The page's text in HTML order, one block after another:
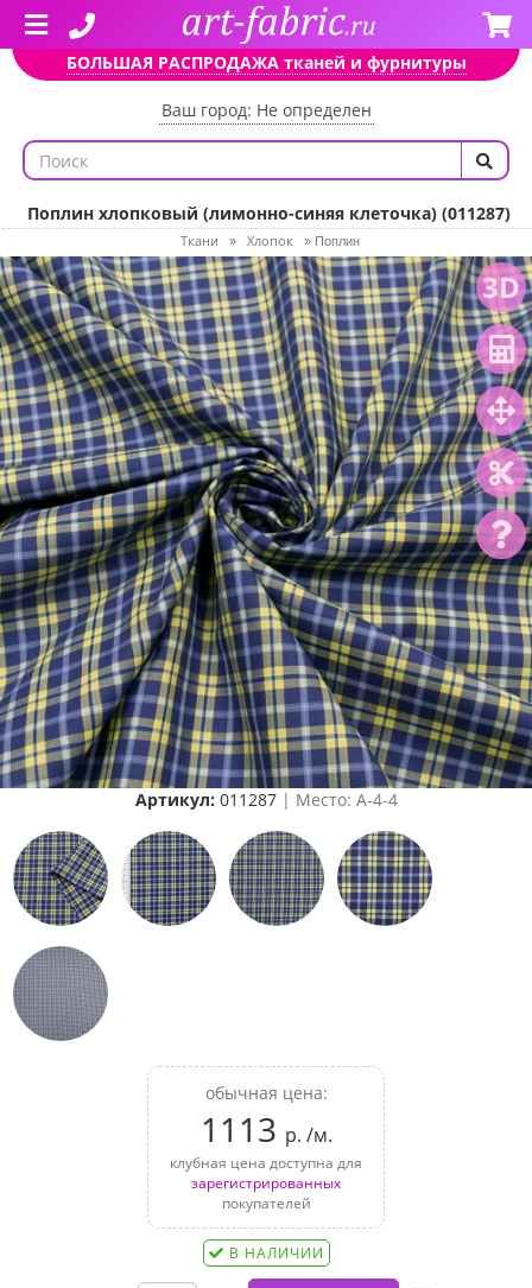
БОЛЬШАЯ РАСПРОДАЖА тканей и фурнитуры
Ваш город: Не определен
Поплин хлопковый (лимонно-синяя клеточка) (011287)
Ткани » Хлопок » Поплин
3D
Артикул: 011287| Место: A-4-4
обычная цена:
1113 р. /м.
клубная цена доступна для
зарегистрированных
покупателей
В НАЛИЧИИ